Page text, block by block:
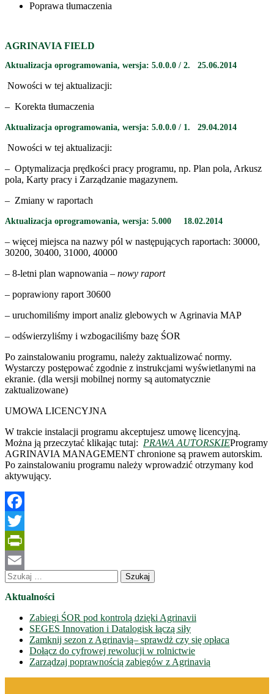
Poprawa tłumaczenia
AGRINAVIA FIELD
Aktualizacja oprogramowania, wersja: 5.0.0.0 / 2. 25.06.2014
Nowości w tej aktualizacji:
– Korekta tłumaczenia
Aktualizacja oprogramowania, wersja: 5.0.0.0 / 1. 29.04.2014
Nowości w tej aktualizacji:
– Optymalizacja prędkości pracy programu, np. Plan pola, Arkusz
pola, Karty pracy i Zarządzanie magazynem.
– Zmiany w raportach
Aktualizacja oprogramowania, wersja: 5.000 18.02.2014
– więcej miejsca na nazwy pól w następujących raportach: 30000,
30200, 30400, 31000, 40000
– 8-letni plan wapnowania – nowy raport
– poprawiony raport 30600
– uruchomiliśmy import analiz glebowych w Agrinavia MAP
– odświerzyliśmy i wzbogaciliśmy bazę ŚOR
Po zainstalowaniu programu, należy zaktualizować normy.
Wystarczy postępować zgodnie z instrukcjami wyświetlanymi na
ekranie. (dla wersji mobilnej normy są automatycznie
zaktualizowane)
UMOWA LICENCYJNA
W trakcie instalacji programu akceptujesz umowę licencyjną.
Można ją przeczytać klikając tutaj: PRAWA AUTORSKIEProgramy
AGRINAVIA MANAGEMENT chronione są prawem autorskim.
Po zainstalowaniu programu należy wprowadzić otrzymany kod
aktywujący.
Facebook
Twitter
PrintFriendly
Email
Szukaj:
Aktualności
Zabiegi ŚOR pod kontrolą dzięki Agrinavii
SEGES Innovation i Datalogisk łączą siły
Zamknij sezon z Agrinavią– sprawdż czy się opłaca
Dołącz do cyfrowej rewolucji w rolnictwie
Zarządzaj poprawnością zabiegów z Agrinavią